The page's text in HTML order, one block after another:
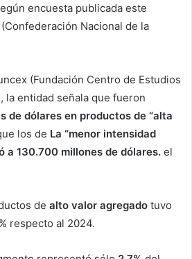
encuesta publicada este
(Confederación Nacional de la
(Fundación Centro de Estudios
la entidad señala que fueron
de dólares en productos de “alta
los de La “menor intensidad
a 130.700 millones de dólares. el
de alto valor agregado tuvo
respecto al 2024.